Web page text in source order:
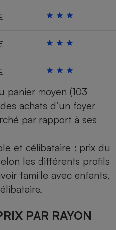
panier moyen (103
achats d’un foyer
par rapport à ses
et célibataire : prix du
les différents profils
famille avec enfants,
PAR RAYON